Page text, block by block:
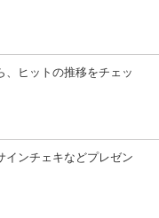
、ヒットの推移をチェッ
インチェキなどプレゼン